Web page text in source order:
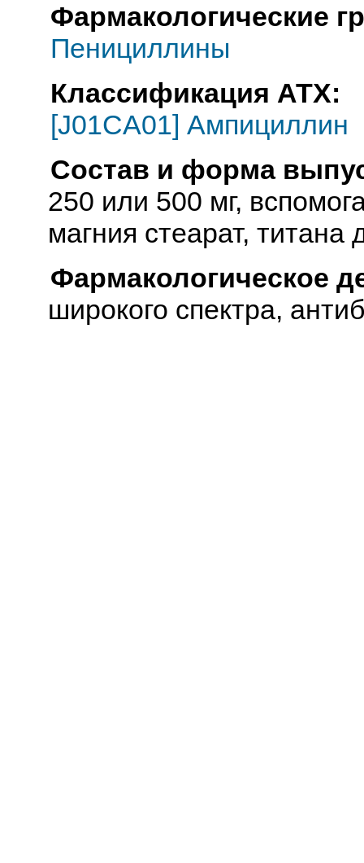
Фармакологические
Пенициллины
Классификация АТХ:
[J01CA01] Ампициллин
Состав и форма
250 или 500 мг,
магния стеарат, титана
Фармакологическое
широкого спектра,